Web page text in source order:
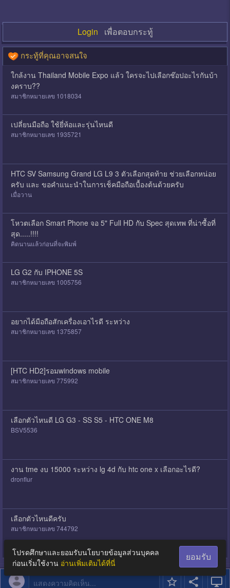
Login เพื่อตอบกระทู้
แสดงความคิดเห็น...
กระทู้ที่คุณอาจสนใจ
ใกล้งาน Thailand Mobile Expo แล้ว ใครจะไปเลือกช๊อปอะไรกันบ้า
งคราบ??
สมาชิกหมายเลข 1018034
เปลี่ยนมือถือ ใช้ยี่ห้อและรุ่นไหนดี
สมาชิกหมายเลข 1935721
HTC SV Samsung Grand LG L9 3 ตัวเลือกสุดท้าย ช่วยเลือกหน่อย
ครับ และ ขอคำแนะนำในการเช็คมือถือเบื้องต้นด้วยครับ
เมื่อวาน
โหวตเลือก Smart Phone จอ 5" Full HD กับ Spec สุดเทพ ที่น่าซื้อที่
สุด.....!!!!
คิดนานแล้วก่อนที่จะพิมพ์
LG G2 กับ IPHONE 5S
สมาชิกหมายเลข 1005756
อยากได้มือถือสักเครื่องเอาไรดี ระหว่าง
สมาชิกหมายเลข 1375857
[HTC HD2]รอมwindows mobile
สมาชิกหมายเลข 775992
เลือกตัวไหนดี LG G3 - SS S5 - HTC ONE M8
BSV5536
งาน tme งบ 15000 ระหว่าง lg 4d กับ htc one x เลือกอะไรดี?
dronflur
เลือกตัวไหนดีครับ
สมาชิกหมายเลข 744792
โปรดศึกษาและยอมรับนโยบายข้อมูลส่วนบุคคล
ก่อนเริ่มใช้งาน อ่านเพิ่มเติมได้ที่นี่
ยอมรับ